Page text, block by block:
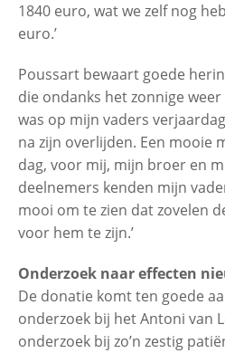
1840 euro, wat we zelf nog
euro.’
Poussart bewaart goede
die ondanks het zonnige weer
was op mijn vaders
na zijn overlijden. Een mooie
dag, voor mij, mijn broer en
deelnemers kenden mijn
mooi om te zien dat zovelen
voor hem te zijn.’
Onderzoek naar effecten
De donatie komt ten goede
onderzoek bij het Antoni van
onderzoek bij zo’n zestig